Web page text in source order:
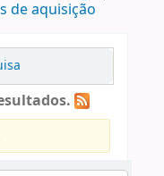
de aquisição